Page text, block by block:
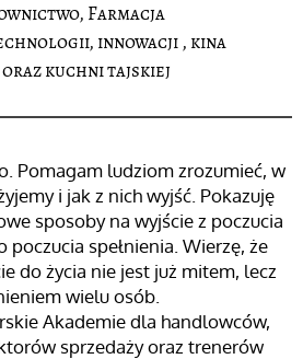
Farmacja
innowacji , kina
kuchni tajskiej
Pomagam ludziom zrozumieć, w
i jak z nich wyjść. Pokazuję
sposoby na wyjście z poczucia
poczucia spełnienia. Wierzę, że
do życia nie jest już mitem, lecz
wielu osób.
Akademie dla handlowców,
sprzedaży oraz trenerów